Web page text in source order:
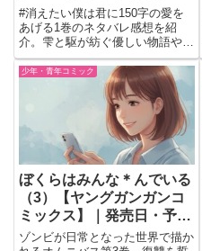
言葉が少しずつ心へ届く青
春物語
#消えたい僕は君に150字の愛を
あげる1巻のネタバレ感想を紹
介。雫と駆が紡ぐ優しい物語や
150字に込めた想い、心に残る言
葉のやり取りを会話形式でまとめ
少年・青年コミック
ぼくらはみんな＊んでいる
（3）【ヤングガンガンコ
ミックス】｜発売日・予約
情報まとめ
ゾンビが日常となった世界で描か